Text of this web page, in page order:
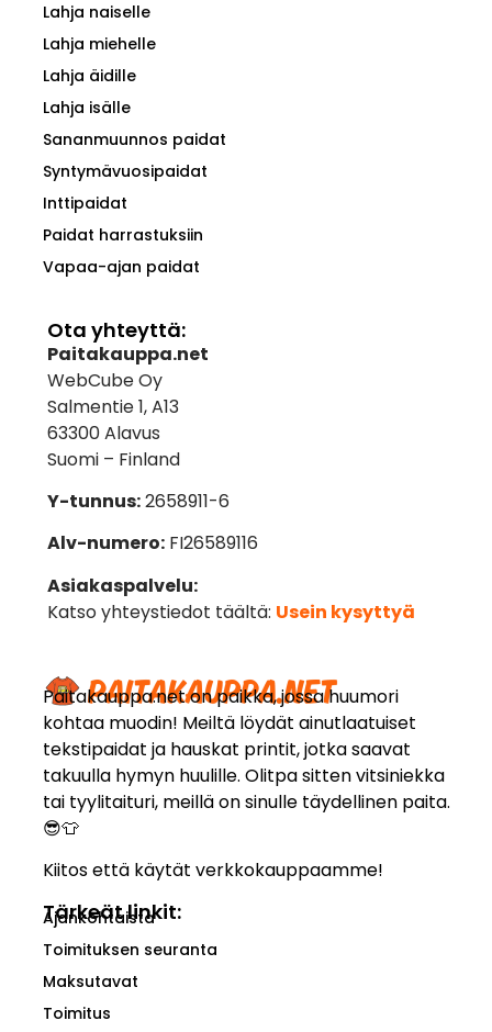
Paitakauppa.net on paikka, jossa huumori
kohtaa muodin! Meiltä löydät ainutlaatuiset
tekstipaidat ja hauskat printit, jotka saavat
takuulla hymyn huulille. Olitpa sitten vitsiniekka
tai tyylitaituri, meillä on sinulle täydellinen paita.
😎👕
Kiitos että käytät verkkokauppaamme!
Tärkeät linkit:
Ajankohtaista
Toimituksen seuranta
Maksutavat
Toimitus
Lahja naiselle
Lahja miehelle
Lahja äidille
Lahja isälle
Sananmuunnos paidat
Syntymävuosipaidat
Inttipaidat
Paidat harrastuksiin
Vapaa-ajan paidat
Ota yhteyttä:
Paitakauppa.net
WebCube Oy
Salmentie 1, A13
63300 Alavus
Suomi – Finland
Y-tunnus:2658911-6
Alv-numero:FI26589116
Asiakaspalvelu:
Katso yhteystiedot täältä: Usein kysyttyä